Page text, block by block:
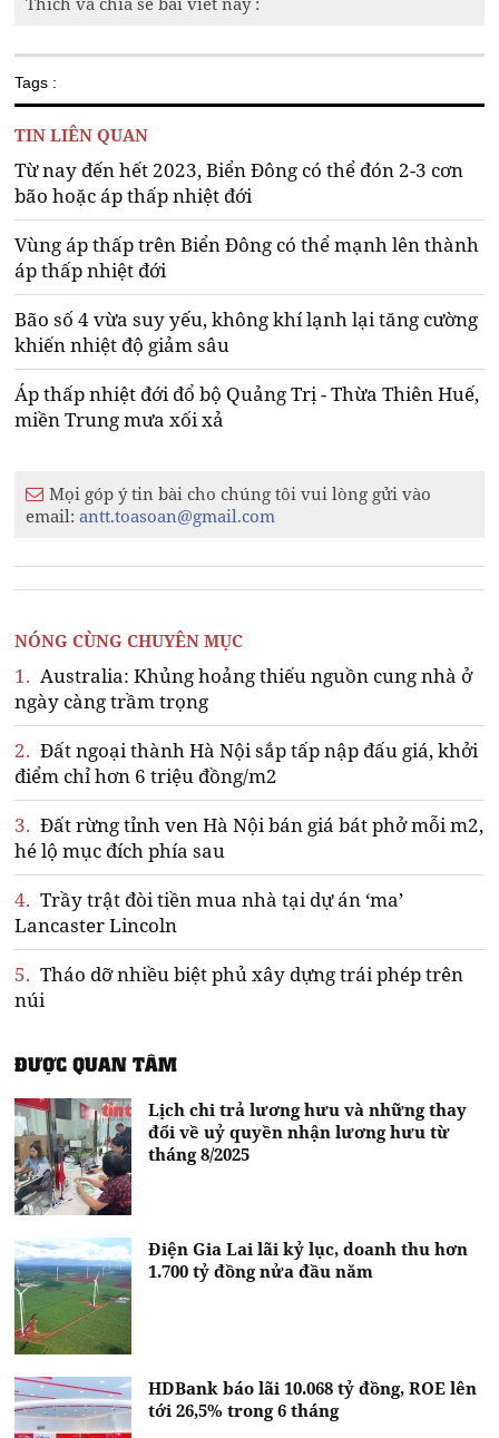
Tags :
TIN LIÊN QUAN
Từ nay đến hết 2023, Biển Đông có thể đón 2-3 cơn
bão hoặc áp thấp nhiệt đới
Vùng áp thấp trên Biển Đông có thể mạnh lên thành
áp thấp nhiệt đới
Bão số 4 vừa suy yếu, không khí lạnh lại tăng cường
khiến nhiệt độ giảm sâu
Áp thấp nhiệt đới đổ bộ Quảng Trị - Thừa Thiên Huế,
miền Trung mưa xối xả
Mọi góp ý tin bài cho chúng tôi vui lòng gửi vào
email:antt.toasoan@gmail.com
NÓNG CÙNG CHUYÊN MỤC
1. Australia: Khủng hoảng thiếu nguồn cung nhà ở
ngày càng trầm trọng
2. Đất ngoại thành Hà Nội sắp tấp nập đấu giá, khởi
điểm chỉ hơn 6 triệu đồng/m2
3. Đất rừng tỉnh ven Hà Nội bán giá bát phở mỗi m2,
hé lộ mục đích phía sau
4. Trầy trật đòi tiền mua nhà tại dự án ‘ma’
Lancaster Lincoln
5. Tháo dỡ nhiều biệt phủ xây dựng trái phép trên
núi
ĐƯỢC QUAN TÂM
Lịch chi trả lương hưu và những thay
đổi về uỷ quyền nhận lương hưu từ
tháng 8/2025
Điện Gia Lai lãi kỷ lục, doanh thu hơn
1.700 tỷ đồng nửa đầu năm
HDBank báo lãi 10.068 tỷ đồng, ROE lên
tới 26,5% trong 6 tháng